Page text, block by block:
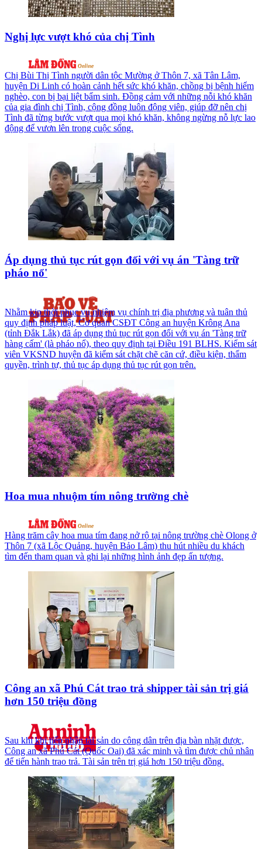
Nghị lực vượt khó của chị Tình
Chị Bùi Thị Tình người dân tộc Mường ở Thôn 7, xã Tân Lâm,
huyện Di Linh có hoàn cảnh hết sức khó khăn, chồng bị bệnh hiểm
nghèo, con bị bại liệt bẩm sinh. Đồng cảm với những nỗi khó khăn
của gia đình chị Tình, cộng đồng luôn động viên, giúp đỡ nên chị
Tình đã từng bước vượt qua mọi khó khăn, không ngừng nỗ lực lao
động để vươn lên trong cuộc sống.
Áp dụng thủ tục rút gọn đối với vụ án 'Tàng trữ
pháo nổ'
Nhằm kịp thời phục vụ nhiệm vụ chính trị địa phương và tuân thủ
quy định pháp luật, Cơ quan CSĐT Công an huyện Krông Ana
(tỉnh Đắk Lắk) đã áp dụng thủ tục rút gọn đối với vụ án 'Tàng trữ
hàng cấm' (là pháo nổ), theo quy định tại Điều 191 BLHS. Kiểm sát
viên VKSND huyện đã kiểm sát chặt chẽ căn cứ, điều kiện, thẩm
quyền, trình tự, thủ tục áp dụng thủ tục rút gọn trên.
Hoa mua nhuộm tím nông trường chè
Hàng trăm cây hoa mua tím đang nở rộ tại nông trường chè Olong ở
Thôn 7 (xã Lộc Quảng, huyện Bảo Lâm) thu hút nhiều du khách
tìm đến tham quan và ghi lại những hình ảnh đẹp ấn tượng.
Công an xã Phú Cát trao trả shipper tài sản trị giá
hơn 150 triệu đồng
Sau khi khi tiếp nhận tài sản do công dân trên địa bàn nhặt được,
Công an xã Phú Cát (Quốc Oai) đã xác minh và tìm được chủ nhân
để tiến hành trao trả. Tài sản trên trị giá hơn 150 triệu đồng.